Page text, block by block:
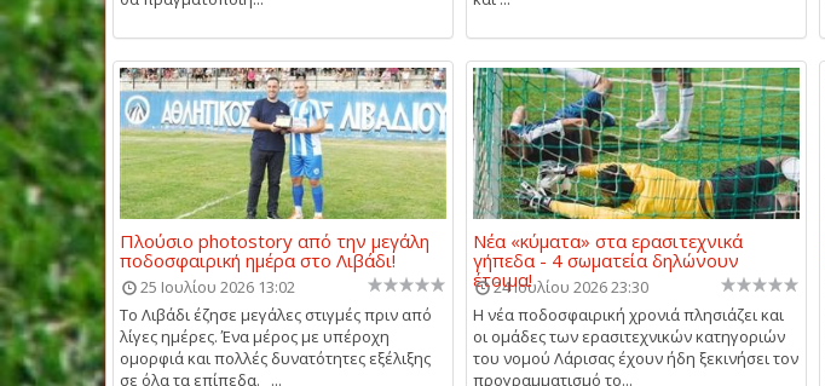
Πλούσιο photostory από την μεγάλη
ποδοσφαιρική ημέρα στο Λιβάδι!
25 Ιουλίου 2026 13:02
Το Λιβάδι έζησε μεγάλες στιγμές πριν από
λίγες ημέρες. Ένα μέρος με υπέροχη
ομορφιά και πολλές δυνατότητες εξέλιξης
σε όλα τα επίπεδα. ...
Νέα «κύματα» στα ερασιτεχνικά
γήπεδα - 4 σωματεία δηλώνουν
έτοιμα!
24 Ιουλίου 2026 23:30
Η νέα ποδοσφαιρική χρονιά πλησιάζει και
οι ομάδες των ερασιτεχνικών κατηγοριών
του νομού Λάρισας έχουν ήδη ξεκινήσει τον
προγραμματισμό το...